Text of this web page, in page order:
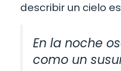
describir un cielo
En la noche
como un